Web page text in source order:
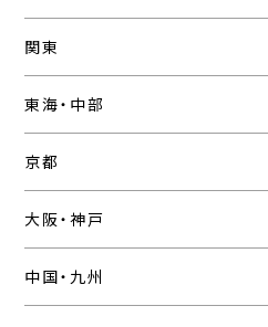
関東
東海・中部
京都
大阪・神戸
中国・九州